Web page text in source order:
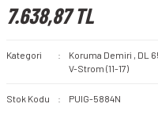
7.638,87 TL
Kategori Koruma Demiri , DL
V-Strom (11-17)
Stok Kodu PUIG-5884N